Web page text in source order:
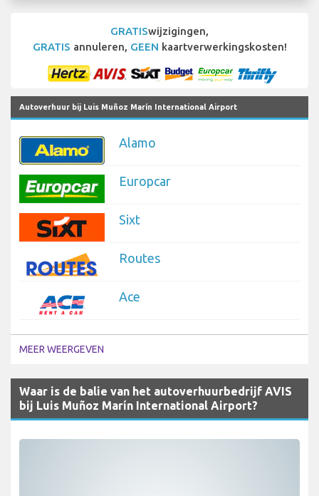
GRATISwijzigingen,
GRATIS annuleren, GEEN kaartverwerkingskosten!
Autoverhuur bij Luis Muñoz Marín International Airport
Alamo
Europcar
Sixt
Routes
Ace
MEER WEERGEVEN
Waar is de balie van het autoverhuurbedrijf AVIS
bij Luis Muñoz Marín International Airport?